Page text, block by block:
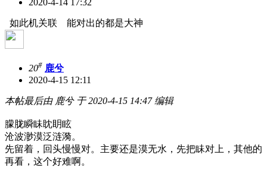
如此机关联 能对出的都是大神
20# 鹿兮
2020-4-15 12:11
本帖最后由 鹿兮 于 2020-4-15 14:47 编辑
朦胧瞬眛眈眀眩
沧波渺漠泛涟漪。
先留着，回头慢慢对。主要还是漠无水，先把眛对上，其他的
再看，这个好难啊。